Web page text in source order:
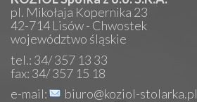
pl. Mikołaja Kopernika 23
42-714 Lisów - Chwostek
województwo śląskie
tel.: 34/ 357 13 33
fax: 34/ 357 15 18
e-mail:
biuro@koziol-stolarka.pl